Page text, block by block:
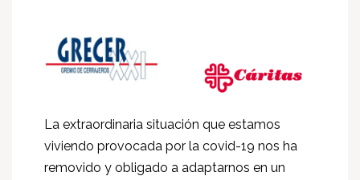
La extraordinaria situación que estamos
viviendo provocada por la covid-19 nos ha
removido y obligado a adaptarnos en un